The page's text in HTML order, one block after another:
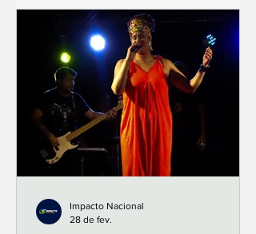
de 30 anos de carreira, a artista é
reconhecida por sua forte presença de
palco e por um repertório que mistura
romantismo, música dançante e
grandes sucessos populares,
conquistando diferentes gerações de
público. A turnê marca mais um
momento de expansão na trajetória da
Impacto Nacional
28 de fev.